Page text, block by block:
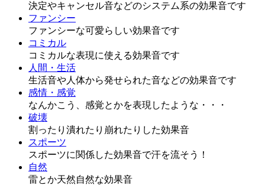
決定やキャンセル音などのシステム系の効果音です
ファンシー
ファンシーな可愛らしい効果音です
コミカル
コミカルな表現に使える効果音です
人間・生活
生活音や人体から発せられた音などの効果音です
感情・感覚
なんかこう、感覚とかを表現したような・・・
破壊
割ったり潰れたり崩れたりした効果音
スポーツ
スポーツに関係した効果音で汗を流そう！
自然
雷とか天然自然な効果音